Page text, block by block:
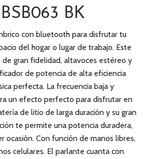
BK
con bluetooth para disfrutar tu
del hogar o lugar de trabajo. Este
gran fidelidad, altavoces estéreo y
de potencia de alta eficiencia
perfecta. La frecuencia baja y
un efecto perfecto para disfrutar en
de litio de larga duración y su gran
te permite una potencia duradera,
ocasión. Con función de manos libres,
celulares. El parlante cuanta con